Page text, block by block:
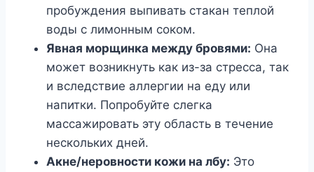
пробуждения выпивать стакан теплой
воды с лимонным соком.
Явная морщинка между бровями: Она
может возникнуть как из-за стресса, так
и вследствие аллергии на еду или
напитки. Попробуйте слегка
массажировать эту область в течение
нескольких дней.
Акне/неровности кожи на лбу: Это